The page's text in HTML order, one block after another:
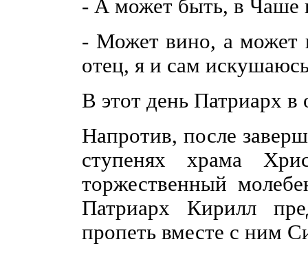
- А может быть, в Чаше
- Может вино, а может
отец, я и сам
В этот день Патриарх в
Напротив, после
ступенях храма
торжественный
Патриарх Кирилл
пропеть вместе с ним